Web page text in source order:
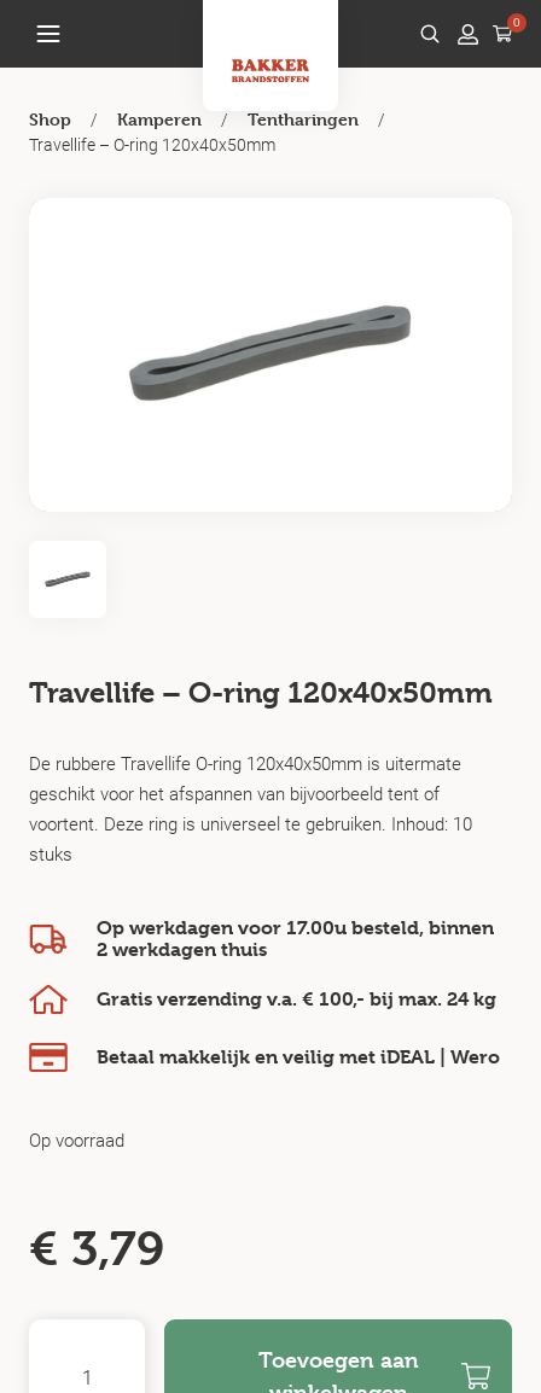
0
Shop / Kamperen / Tentharingen
/
Travellife – O-ring 120x40x50mm
Travellife – O-ring 120x40x50mm
De rubbere Travellife O-ring 120x40x50mm is uitermate
geschikt voor het afspannen van bijvoorbeeld tent of
voortent. Deze ring is universeel te gebruiken. Inhoud: 10
stuks
Op werkdagen voor 17.00u besteld, binnen
2 werkdagen thuis
Gratis verzending v.a. € 100,- bij max. 24 kg
Betaal makkelijk en veilig met iDEAL | Wero
Op voorraad
€ 3,79
Toevoegen aan